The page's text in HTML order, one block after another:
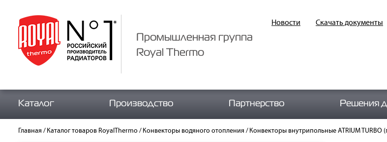
Промышленная группа
Royal Thermo
Новости Скачать документы
Каталог Производство Партнерство Решения
Главная / Каталог товаров RoyalThermo / Конвекторы водяного отопления / Конвекторы внутрипольные ATRIUM TURBO